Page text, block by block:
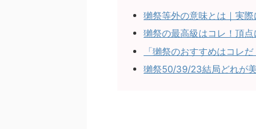
獺祭等外の意味とは｜実
獺祭の最高級はコレ！頂
「獺祭のおすすめはコレ
獺祭50/39/23結局どれが